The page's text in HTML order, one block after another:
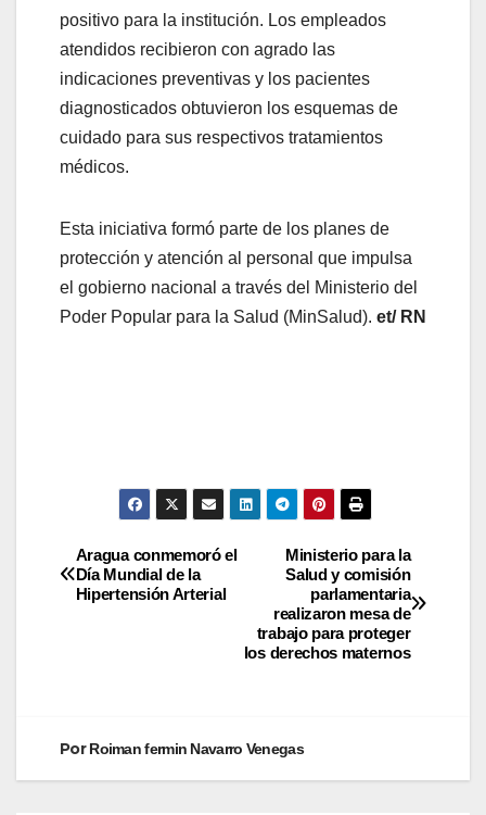
positivo para la institución. Los empleados
atendidos recibieron con agrado las
indicaciones preventivas y los pacientes
diagnosticados obtuvieron los esquemas de
cuidado para sus respectivos tratamientos
médicos.
Esta iniciativa formó parte de los planes de
protección y atención al personal que impulsa
el gobierno nacional a través del Ministerio del
Poder Popular para la Salud (MinSalud). et/ RN
Ministerio para la
Salud y comisión
parlamentaria
realizaron mesa de
trabajo para proteger
los derechos maternos
Aragua conmemoró el
Día Mundial de la
Hipertensión Arterial
PorRoiman fermin Navarro Venegas